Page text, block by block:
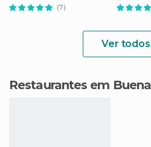
(7)
Ver todos
Restaurantes em